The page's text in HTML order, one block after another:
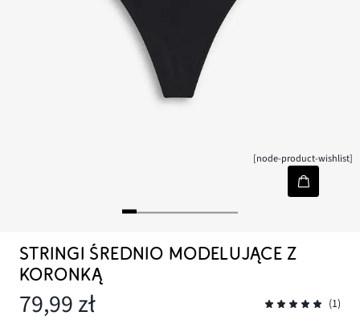
[node-product-wishlist]
STRINGI ŚREDNIO MODELUJĄCE Z
KORONKĄ
79,99 zł (1)